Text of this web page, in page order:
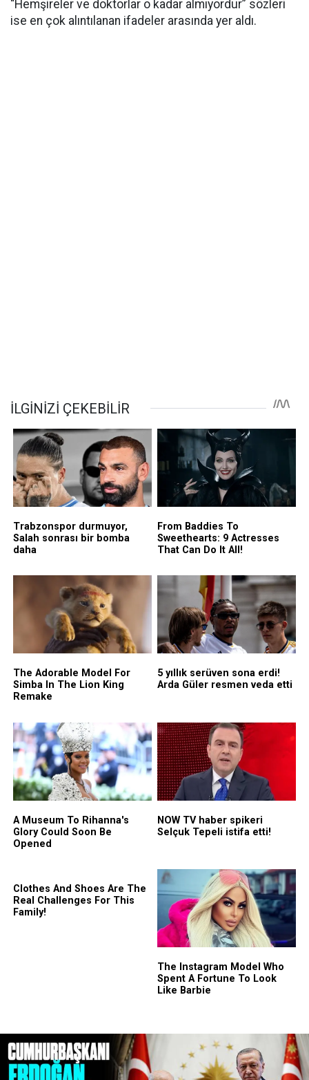
“Hemşireler ve doktorlar o kadar almıyordur” sözleri
ise en çok alıntılanan ifadeler arasında yer aldı.